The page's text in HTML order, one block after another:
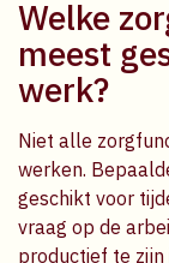
Welke
meest
werk?
Niet alle
werken.
geschikt voor
vraag op de
productief te zijn